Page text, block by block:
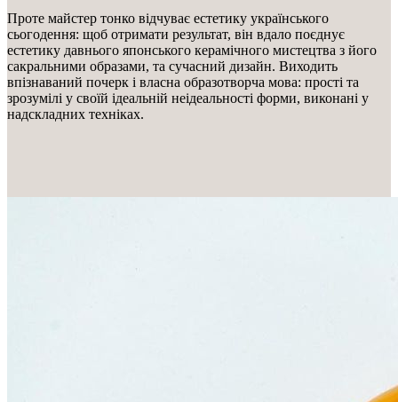
Проте майстер тонко відчуває естетику українського
сьогодення: щоб отримати результат, він вдало поєднує
естетику давнього японського керамічного мистецтва з його
сакральними образами, та сучасний дизайн. Виходить
впізнаваний почерк і власна образотворча мова: прості та
зрозумілі у своїй ідеальній неідеальності форми, виконані у
надскладних техніках.